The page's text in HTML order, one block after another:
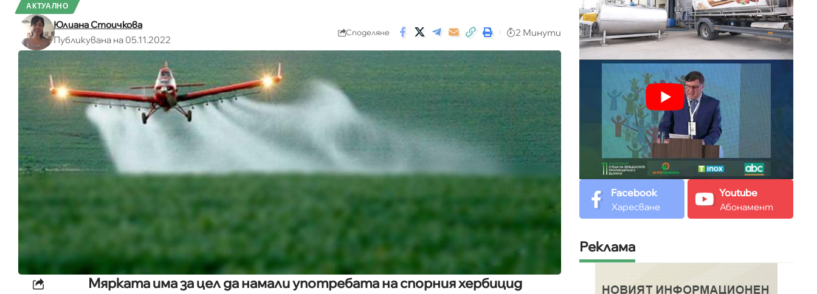
АКТУАЛНО
Юлиана Стоичкова
Публикувана на 05.11.2022
Споделяне 2 Минути
Мярката има за цел да намали употребата на спорния хербицид
Facebook
Харесване
Youtube
Абонамент
Реклама